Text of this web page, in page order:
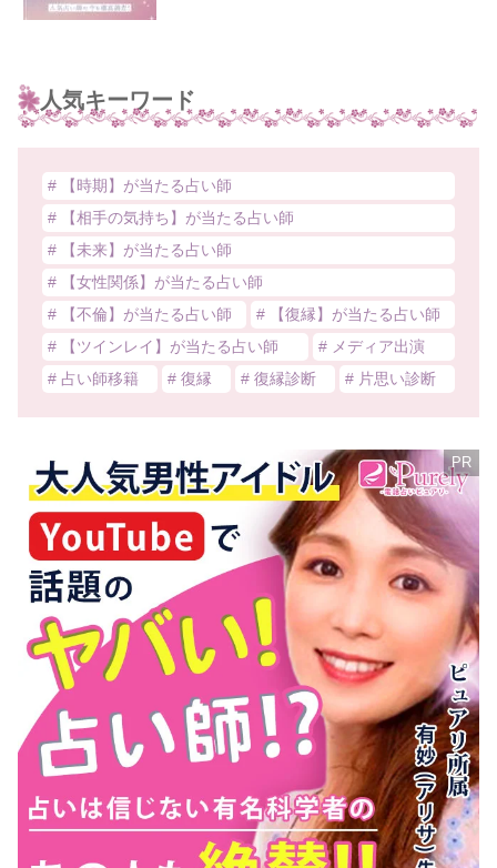
人気キーワード
# 【時期】が当たる占い師
# 【相手の気持ち】が当たる占い師
# 【未来】が当たる占い師
# 【女性関係】が当たる占い師
# 【不倫】が当たる占い師
# 【復縁】が当たる占い師
# 【ツインレイ】が当たる占い師
# メディア出演
# 占い師移籍
# 復縁 # 復縁診断 # 片思い診断